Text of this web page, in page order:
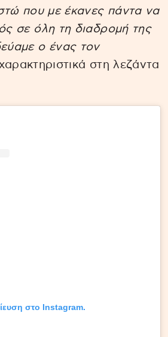
που με έκανες πάντα να
σε όλη τη διαδρομή της
ο ένας τον
στη λεζάντα
στο Instagram.